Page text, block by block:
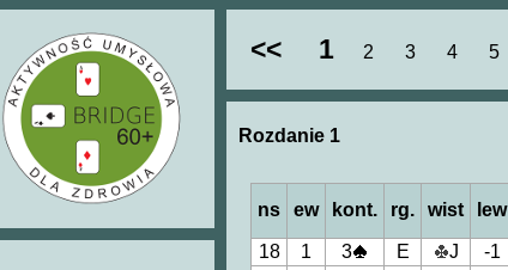
<< 1 2 3 4 5
Rozdanie 1
ns ew kont. rg. wist lew
18
1 3 E J -1